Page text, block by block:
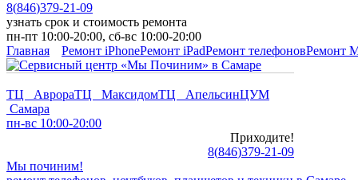
8(846)379-21-09
узнать срок и стоимость ремонта
пн-пт 10:00-20:00, сб-вс 10:00-20:00
Главная
Ремонт iPhoneРемонт iPadРемонт телефоновРемонт
ТЦ АврораТЦ МаксидомТЦ АпельсинЦУМ
Самара
пн-вс 10:00-20:00
Приходите!
8(846)379-21-09
Мы починим!